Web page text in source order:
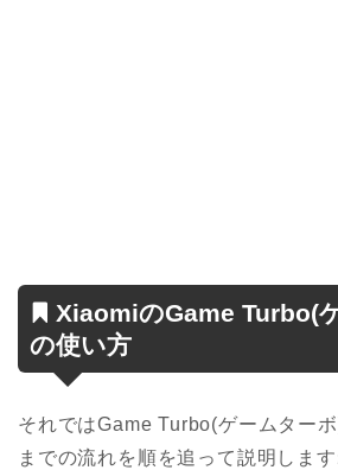
XiaomiのGame Turbo(
の使い方
それではGame Turbo(ゲームター
までの流れを順を追って説明します